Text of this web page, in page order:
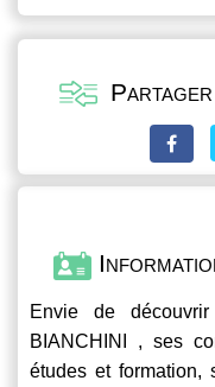
Envie de
BIANCHINI , ses
études et formation,